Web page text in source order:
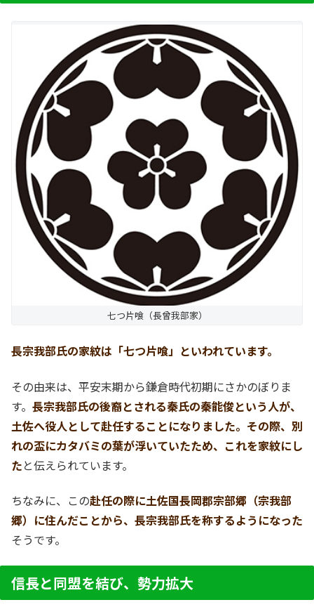
七つ片喰（長曾我部家）
長宗我部氏の家紋は「七つ片喰」といわれています。
その由来は、平安末期から鎌倉時代初期にさかのぼりま
す。 長宗我部氏の後裔とされる秦氏の秦能俊という人が、
土佐へ役人として赴任することになりました。その際、別
れの盃にカタバミの葉が浮いていたため、これを家紋にし
たと伝えられています。
ちなみに、この赴任の際に土佐国長岡郡宗部郷（宗我部
郷）に住んだことから、長宗我部氏を称するようになった
そうです。
信長と同盟を結び、勢力拡大